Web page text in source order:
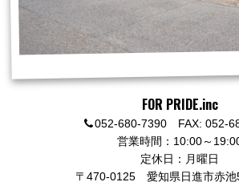
FOR PRIDE.inc
052-680-7390 FAX: 052-
営業時間：10:00～
定休日：月曜日
〒470-0125 愛知県日進市赤